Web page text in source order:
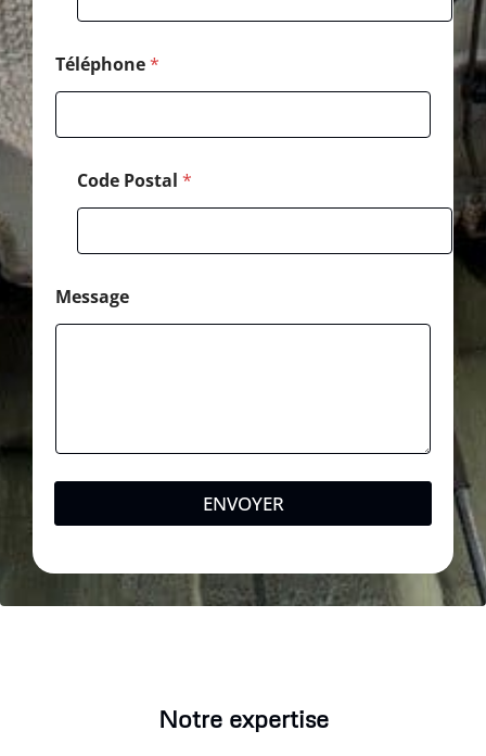
Téléphone*
Code Postal *
Message
ENVOYER
Notre expertise